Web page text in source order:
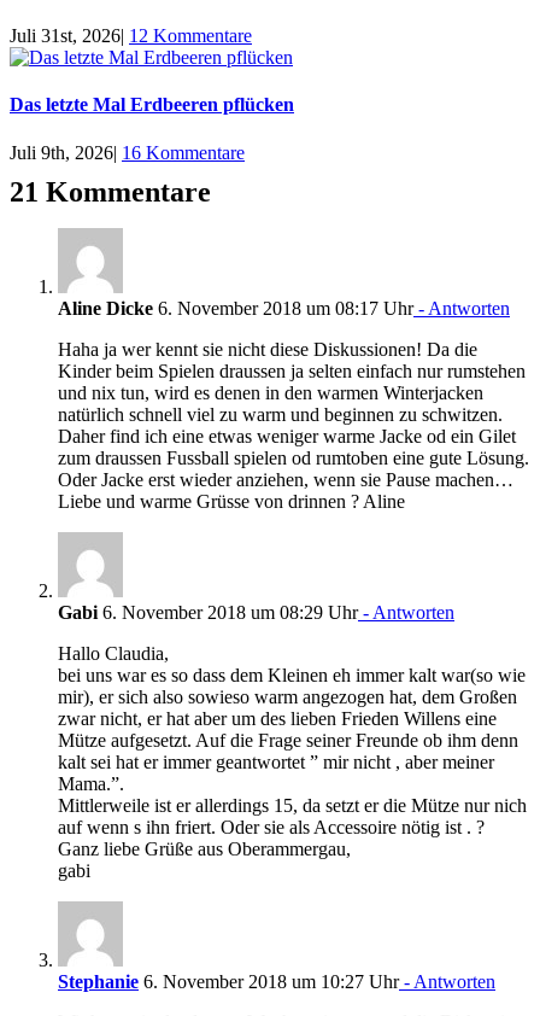
Juli 31st, 2026| 12 Kommentare
Das letzte Mal Erdbeeren pflücken
Juli 9th, 2026| 16 Kommentare
21 Kommentare
Aline Dicke 6. November 2018 um 08:17 Uhr- Antworten
Haha ja wer kennt sie nicht diese Diskussionen! Da die
Kinder beim Spielen draussen ja selten einfach nur rumstehen
und nix tun, wird es denen in den warmen Winterjacken
natürlich schnell viel zu warm und beginnen zu schwitzen.
Daher find ich eine etwas weniger warme Jacke od ein Gilet
zum draussen Fussball spielen od rumtoben eine gute Lösung.
Oder Jacke erst wieder anziehen, wenn sie Pause machen…
Liebe und warme Grüsse von drinnen ? Aline
Gabi 6. November 2018 um 08:29 Uhr- Antworten
Hallo Claudia,
bei uns war es so dass dem Kleinen eh immer kalt war(so wie
mir), er sich also sowieso warm angezogen hat, dem Großen
zwar nicht, er hat aber um des lieben Frieden Willens eine
Mütze aufgesetzt. Auf die Frage seiner Freunde ob ihm denn
kalt sei hat er immer geantwortet ” mir nicht , aber meiner
Mama.”.
Mittlerweile ist er allerdings 15, da setzt er die Mütze nur nich
auf wenn s ihn friert. Oder sie als Accessoire nötig ist . ?
Ganz liebe Grüße aus Oberammergau,
gabi
Stephanie 6. November 2018 um 10:27 Uhr- Antworten